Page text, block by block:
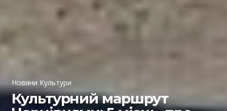
Новини Культури
Культурний маршрут